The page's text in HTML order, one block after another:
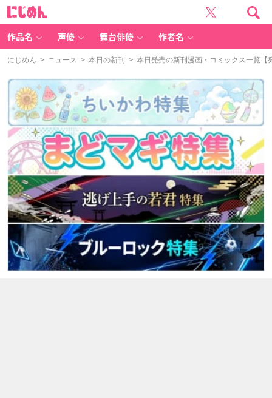
作品名 声優 舞台俳優 作者名
にじめん > ニュース > 本日の新刊 > 本日発売の新刊漫画・コミックス一覧【